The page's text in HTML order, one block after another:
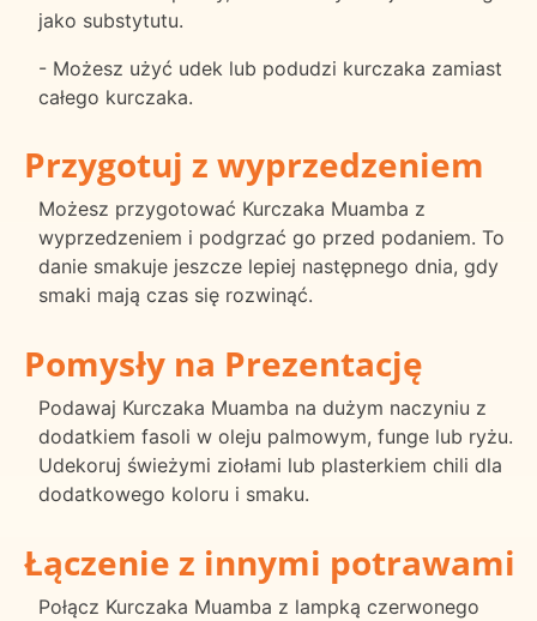
jako substytutu.
- Możesz użyć udek lub podudzi kurczaka zamiast
całego kurczaka.
Przygotuj z wyprzedzeniem
Możesz przygotować Kurczaka Muamba z
wyprzedzeniem i podgrzać go przed podaniem. To
danie smakuje jeszcze lepiej następnego dnia, gdy
smaki mają czas się rozwinąć.
Pomysły na Prezentację
Podawaj Kurczaka Muamba na dużym naczyniu z
dodatkiem fasoli w oleju palmowym, funge lub ryżu.
Udekoruj świeżymi ziołami lub plasterkiem chili dla
dodatkowego koloru i smaku.
Łączenie z innymi potrawami
Połącz Kurczaka Muamba z lampką czerwonego